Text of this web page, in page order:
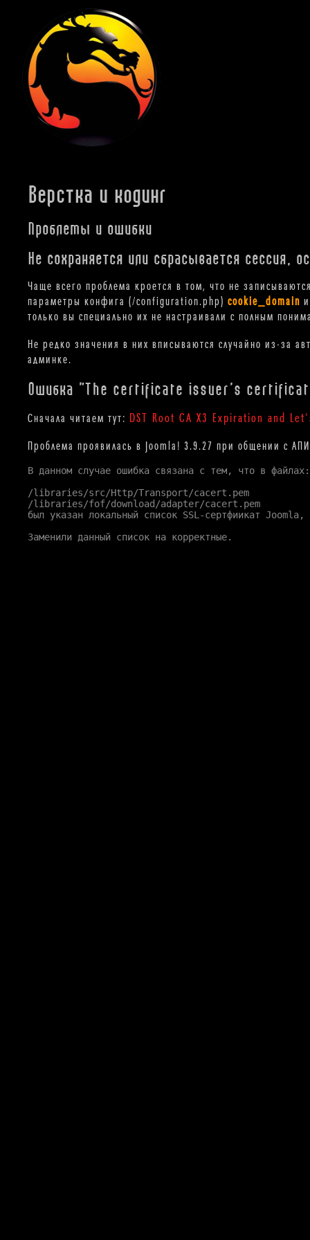
Верстка и кодинг
Проблемы и ошибки
Не сохраняется или сбрасывается сессия,
Чаще всего проблема кроется в том, что не
параметры конфига (/configuration.php) cookie_domain
только вы специально их не настраивали с полным
Не редко значения в них вписываются случайно из-за
админке.
Ошибка "The certificate issuer's
Сначала читаем тут: DST Root CA X3 Expiration and
Проблема проявилась в Joomla! 3.9.27 при общении с
В данном случае ошибка связана с тем, что в файлах:
/libraries/src/Http/Transport/cacert.pem
/libraries/fof/download/adapter/cacert.pem
был указан локальный список SSL-сертфиикат
Заменили данный список на корректные.